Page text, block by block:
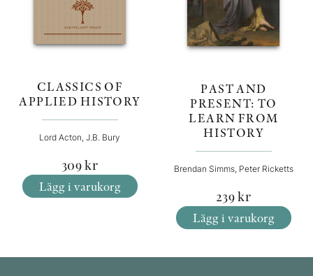
CLASSICS OF
APPLIED HISTORY
Lord Acton, J.B. Bury
309kr
Lägg i varukorg
PAST AND
PRESENT: TO
LEARN FROM
HISTORY
Brendan Simms, Peter Ricketts
239kr
Lägg i varukorg